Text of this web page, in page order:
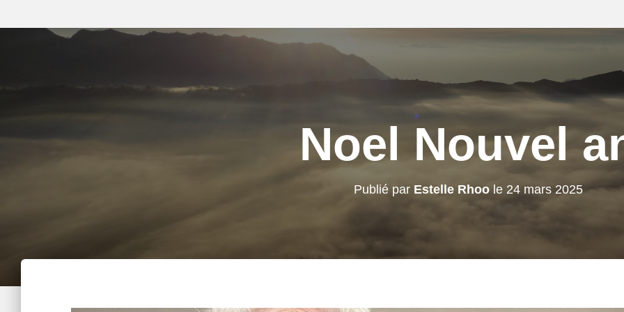
Noel Nouvel
Publié par Estelle Rhoole 24 mars 2025